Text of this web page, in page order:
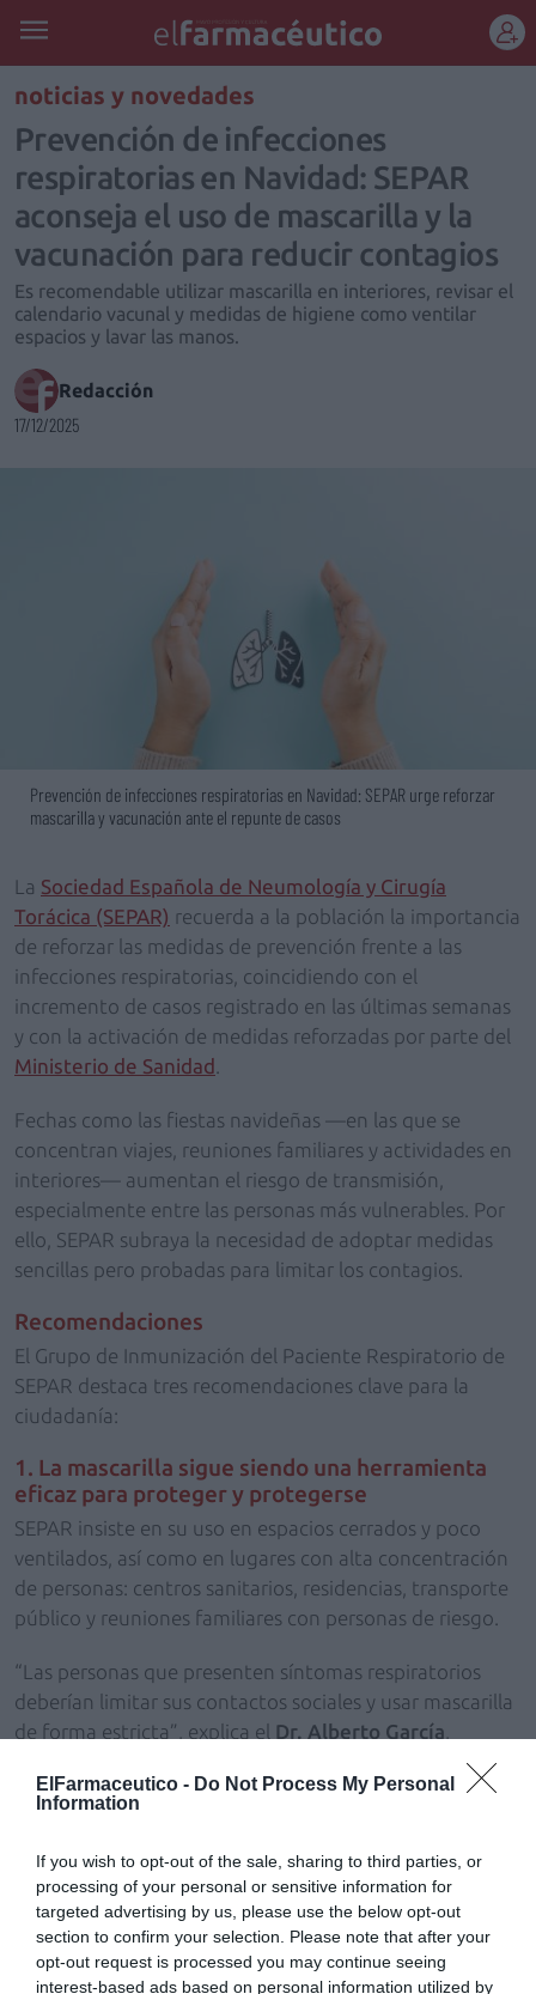
ElFarmaceutico - Do Not Process My Personal
Information
If you wish to opt-out of the sale, sharing to third parties, or
processing of your personal or sensitive information for
targeted advertising by us, please use the below opt-out
section to confirm your selection. Please note that after your
opt-out request is processed you may continue seeing
interest-based ads based on personal information utilized by
REGÍSTRATE
noticias y novedades
Prevención de infecciones
respiratorias en Navidad: SEPAR
aconseja el uso de mascarilla y la
vacunación para reducir contagios
Es recomendable utilizar mascarilla en interiores, revisar el
calendario vacunal y medidas de higiene como ventilar
espacios y lavar las manos.
Redacción
17/12/2025
Prevención de infecciones respiratorias en Navidad: SEPAR urge reforzar
mascarilla y vacunación ante el repunte de casos
La Sociedad Española de Neumología y Cirugía
Torácica (SEPAR) recuerda a la población la importancia
de reforzar las medidas de prevención frente a las
infecciones respiratorias, coincidiendo con el
incremento de casos registrado en las últimas semanas
y con la activación de medidas reforzadas por parte del
Ministerio de Sanidad
Fechas como las fiestas navideñas —en las que se
concentran viajes, reuniones familiares y actividades en
interiores— aumentan el riesgo de transmisión,
especialmente entre las personas más vulnerables. Por
ello, SEPAR subraya la necesidad de adoptar medidas
sencillas pero probadas para limitar los contagios.
Recomendaciones
El Grupo de Inmunización del Paciente Respiratorio de
SEPAR destaca tres recomendaciones clave para la
ciudadanía:
1. La mascarilla sigue siendo una herramienta
eficaz para proteger y protegerse
SEPAR insiste en su uso en espacios cerrados y poco
ventilados, así como en lugares con alta concentración
de personas: centros sanitarios, residencias, transporte
público y reuniones familiares con personas de riesgo.
“Las personas que presenten síntomas respiratorios
deberían limitar sus contactos sociales y usar mascarilla
de forma estricta”, explica el Dr. Alberto García
coordinador del Grupo de Inmunización del Paciente
Respiratorio de SEPAR.
Las vacunas frente a la gripe, la COVID-19 y otros
patógenos respiratorios (como el neumococo o el
virus respiratorio sincitial) reducen las infecciones
graves, los ingresos hospitalarios y sus